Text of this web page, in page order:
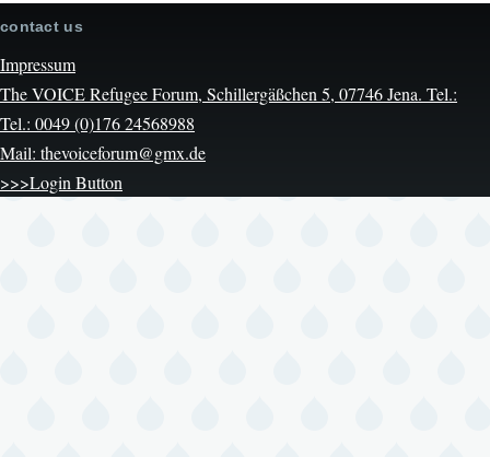
contact us
Impressum
The VOICE Refugee Forum, Schillergäßchen 5, 07746 Jena. Tel.:
Tel.: 0049 (0)176 24568988
Mail: thevoiceforum@gmx.de
>>>Login Button